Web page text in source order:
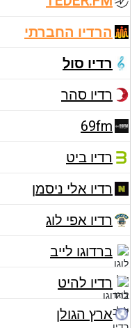
הרדיו החברתי
רדיו סול
רדיו סהר
69fm
רדיו ביט
רדיו אלי ניסמן
רדיו אפי לוג
ברדוגו לייב
רדיו להיט
ארץ הגולן